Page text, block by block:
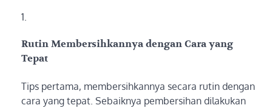
Rutin Membersihkannya dengan Cara yang
Tepat
Tips pertama, membersihkannya secara rutin dengan
cara yang tepat. Sebaiknya pembersihan dilakukan